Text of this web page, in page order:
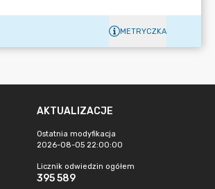
METRYCZKA
AKTUALIZACJE
Ostatnia modyfikacja
2026-08-05 22:00:00
Licznik odwiedzin ogółem
395 589